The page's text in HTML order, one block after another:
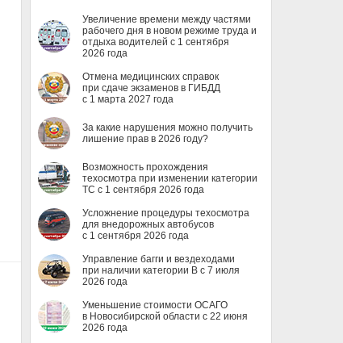
Увеличение времени между частями
рабочего дня в новом режиме труда и
отдыха водителей с 1 сентября
2026 года
Отмена медицинских справок
при сдаче экзаменов в ГИБДД
с 1 марта 2027 года
За какие нарушения можно получить
лишение прав в 2026 году?
Возможность прохождения
техосмотра при изменении категории
ТС с 1 сентября 2026 года
Усложнение процедуры техосмотра
для внедорожных автобусов
с 1 сентября 2026 года
Управление багги и вездеходами
при наличии категории B с 7 июля
2026 года
Уменьшение стоимости ОСАГО
в Новосибирской области с 22 июня
2026 года